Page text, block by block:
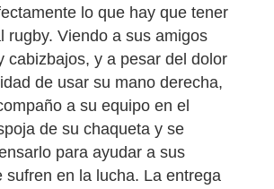
lo que hay que tener
rugby. Viendo a sus amigos
cabizbajos, y a pesar del dolor
de usar su mano derecha,
a su equipo en el
de su chaqueta y se
para ayudar a sus
sufren en la lucha. La entrega